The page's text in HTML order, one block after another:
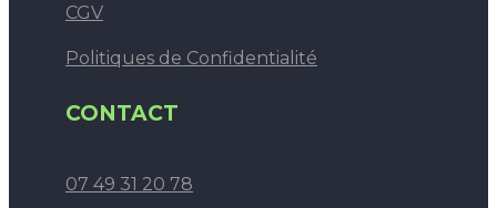
CGV
Politiques de Confidentialité
CONTACT
07 49 31 20 78